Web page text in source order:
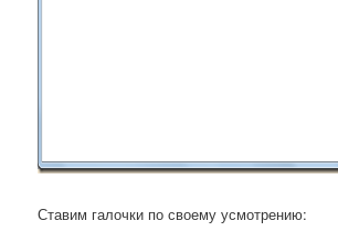
Ставим галочки по своему усмотрению: